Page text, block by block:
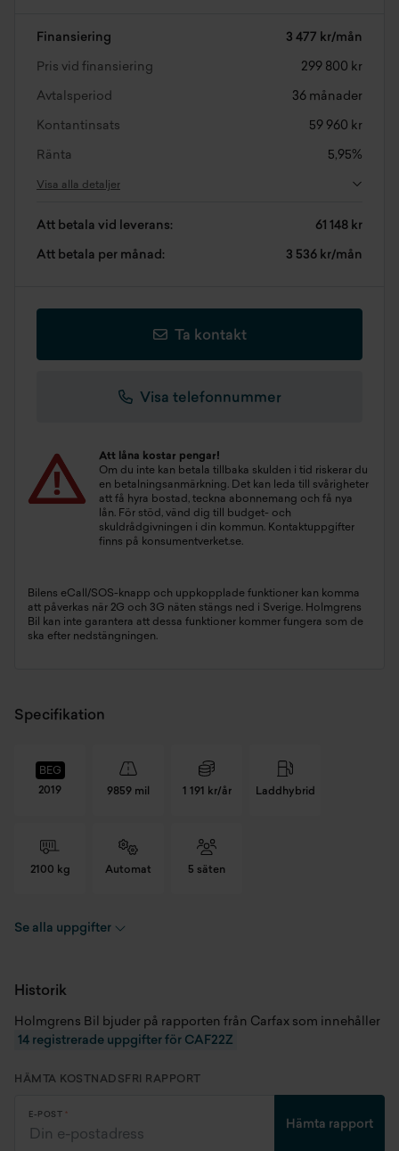
Finansiering 3 477 kr/mån
Pris vid finansiering 299 800 kr
Avtalsperiod 36 månader
Kontantinsats 59 960 kr
Ränta 5,95%
Visa alla detaljer
Att betala vid leverans: 61 148 kr
Att betala per månad: 3 536 kr/mån
Ta kontakt
Visa telefonnummer
Att låna kostar pengar!
Om du inte kan betala tillbaka skulden i tid riskerar du
en betalningsanmärkning. Det kan leda till svårigheter
att få hyra bostad, teckna abonnemang och få nya
lån. För stöd, vänd dig till budget- och
skuldrådgivningen i din kommun. Kontaktuppgifter
finns på konsumentverket.se.
Bilens eCall/SOS-knapp och uppkopplade funktioner kan komma
att påverkas när 2G och 3G näten stängs ned i Sverige. Holmgrens
Bil kan inte garantera att dessa funktioner kommer fungera som de
ska efter nedstängningen.
Specifikation
BEG
2019
9859 mil 1 191 kr/år Laddhybrid
2100 kg Automat 5 säten
Chassinummer
Skick Begagnad
Se alla uppgifter
Historik
Holmgrens Bil bjuder på rapporten från Carfax som innehåller
14 registrerade uppgifter för CAF22Z
HÄMTA KOSTNADSFRI RAPPORT
E-POST
Hämta rapport